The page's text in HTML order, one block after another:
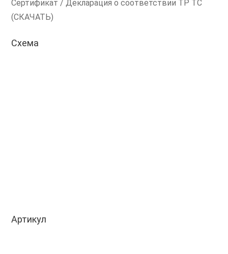
Сертификат / Декларация о соответствии ТР ТС
(СКАЧАТЬ)
Схема
Артикул